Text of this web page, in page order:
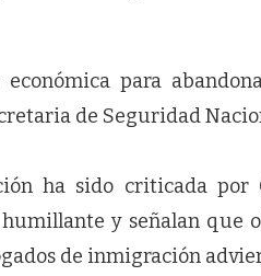
para
de Seguridad
ha sido criticada por
y señalan que
de inmigración